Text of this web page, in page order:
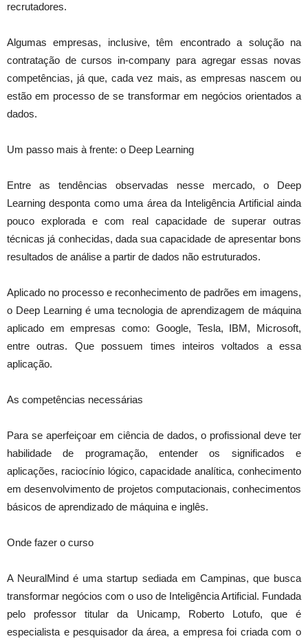
recrutadores.
Algumas empresas, inclusive, têm encontrado a solução na
contratação de cursos in-company para agregar essas novas
competências, já que, cada vez mais, as empresas nascem ou
estão em processo de se transformar em negócios orientados a
dados.
Um passo mais à frente: o Deep Learning
Entre as tendências observadas nesse mercado, o Deep
Learning desponta como uma área da Inteligência Artificial ainda
pouco explorada e com real capacidade de superar outras
técnicas já conhecidas, dada sua capacidade de apresentar bons
resultados de análise a partir de dados não estruturados.
Aplicado no processo e reconhecimento de padrões em imagens,
o Deep Learning é uma tecnologia de aprendizagem de máquina
aplicado em empresas como: Google, Tesla, IBM, Microsoft,
entre outras. Que possuem times inteiros voltados a essa
aplicação.
As competências necessárias
Para se aperfeiçoar em ciência de dados, o profissional deve ter
habilidade de programação, entender os significados e
aplicações, raciocínio lógico, capacidade analítica, conhecimento
em desenvolvimento de projetos computacionais, conhecimentos
básicos de aprendizado de máquina e inglês.
Onde fazer o curso
A NeuralMind é uma startup sediada em Campinas, que busca
transformar negócios com o uso de Inteligência Artificial. Fundada
pelo professor titular da Unicamp, Roberto Lotufo, que é
especialista e pesquisador da área, a empresa foi criada com o